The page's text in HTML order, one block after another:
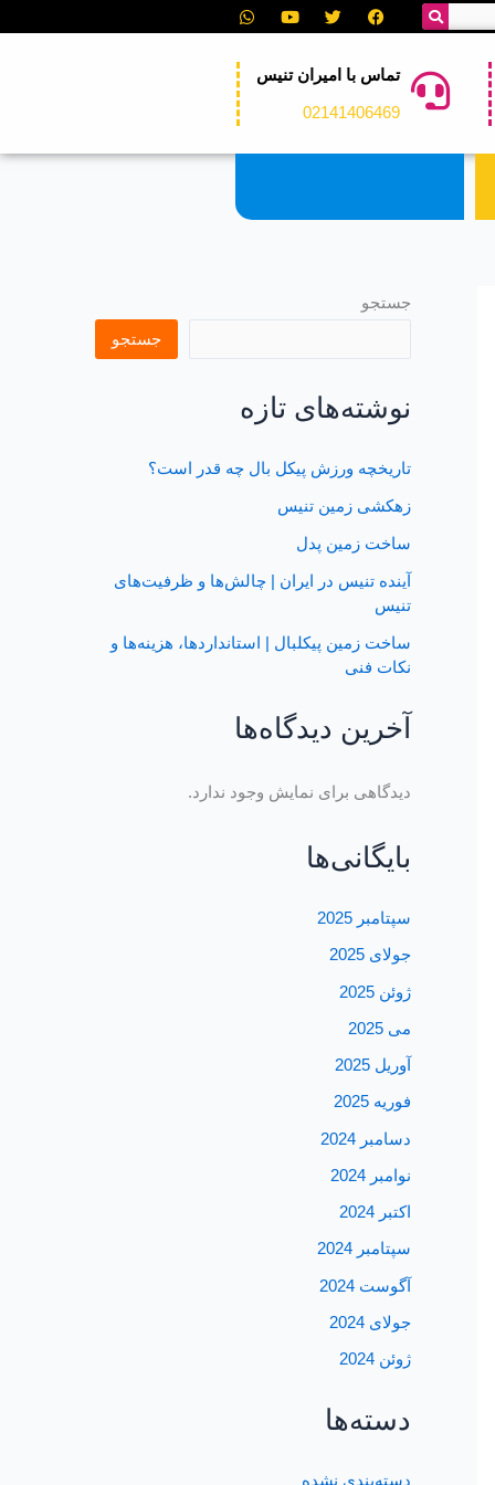
F
a
b
o
o
k
T
w
t
r
Y
o
u
W
h
s
a
p
p
تماس با امیران تنیس
02141406469
جستجو
جستجو
نوشته‌های تازه
تاریخچه ورزش پیکل بال چه قدر است؟
زهکشی زمین تنیس
ساخت زمین پدل
آینده تنیس در ایران | چالش‌ها و ظرفیت‌های
تنیس
ساخت زمین پیکلبال | استانداردها، هزینه‌ها و
نکات فنی
آخرین دیدگاه‌ها
دیدگاهی برای نمایش وجود ندارد.
بایگانی‌ها
سپتامبر 2025
جولای 2025
ژوئن 2025
می 2025
آوریل 2025
فوریه 2025
دسامبر 2024
نوامبر 2024
اکتبر 2024
سپتامبر 2024
آگوست 2024
جولای 2024
ژوئن 2024
دسته‌ها
دسته‌بندی نشده